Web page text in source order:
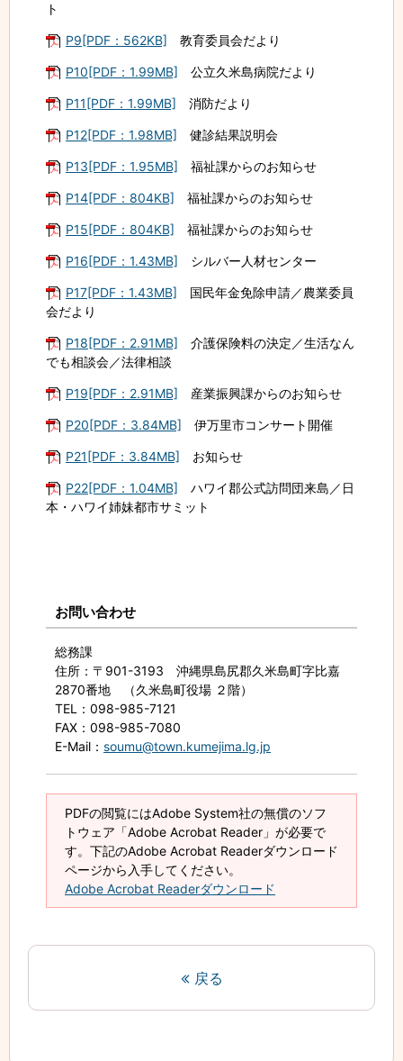
ト
P9[PDF：562KB] 教育委員会だより
P10[PDF：1.99MB] 公立久米島病院だより
P11[PDF：1.99MB] 消防だより
P12[PDF：1.98MB] 健診結果説明会
P13[PDF：1.95MB] 福祉課からのお知らせ
P14[PDF：804KB] 福祉課からのお知らせ
P15[PDF：804KB] 福祉課からのお知らせ
P16[PDF：1.43MB] シルバー人材センター
P17[PDF：1.43MB] 国民年金免除申請／農業委員
会だより
P18[PDF：2.91MB] 介護保険料の決定／生活なん
でも相談会／法律相談
P19[PDF：2.91MB] 産業振興課からのお知らせ
P20[PDF：3.84MB] 伊万里市コンサート開催
P21[PDF：3.84MB] お知らせ
P22[PDF：1.04MB] ハワイ郡公式訪問団来島／日
本・ハワイ姉妹都市サミット
お問い合わせ
総務課
住所 ：〒901-3193 沖縄県島尻郡久米島町字比嘉
2870番地 （久米島町役場 ２階）
TEL
：098-985-7121
FAX ：098-985-7080
E-Mail ： soumu@town.kumejima.lg.jp
PDFの閲覧にはAdobe System社の無償のソフ
トウェア「Adobe Acrobat Reader」が必要で
す。下記のAdobe Acrobat Readerダウンロード
ページから入手してください。
Adobe Acrobat Readerダウンロード
戻る